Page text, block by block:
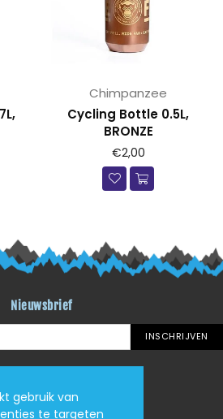
gebruik van
te targeten
Chimpanzee
Cycling Bottle 0.5L,
BRONZE
Prijs
€2,00
Nieuwsbrief
INSCHRIJVEN
FacebookInstagram
YouTube